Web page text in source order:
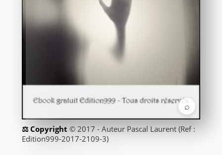
⌕
© 2017 - Auteur Pascal Laurent (Ref :
Edition999-2017-2109-3)